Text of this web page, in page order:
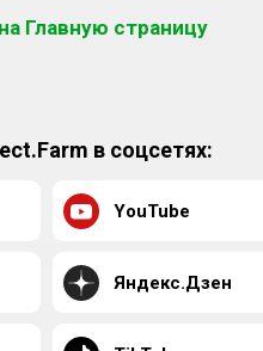
Главную страницу
в соцсетях:
YouTube
Яндекс.Дзен